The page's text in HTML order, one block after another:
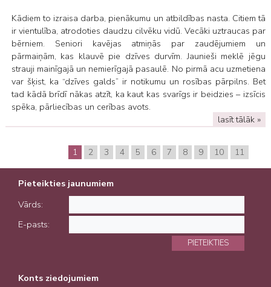
Kādiem to izraisa darba, pienākumu un atbildības nasta. Citiem tā
ir vientulība, atrodoties daudzu cilvēku vidū. Vecāki uztraucas par
bērniem. Seniori kavējas atmiņās par zaudējumiem un
pārmaiņām, kas klauvē pie dzīves durvīm. Jaunieši meklē jēgu
strauji mainīgajā un nemierīgajā pasaulē. No pirmā acu uzmetiena
var šķist, ka “dzīves galds” ir notikumu un rosības pārpilns. Bet
tad kādā brīdī nākas atzīt, ka kaut kas svarīgs ir beidzies – izsīcis
spēka, pārliecības un cerības avots.
lasīt tālāk »
1 2 3 4 5 6 7 8 9 10 11
Pieteikties jaunumiem
Vārds:
E-pasts:
PIETEIKTIES
Konts ziedojumiem